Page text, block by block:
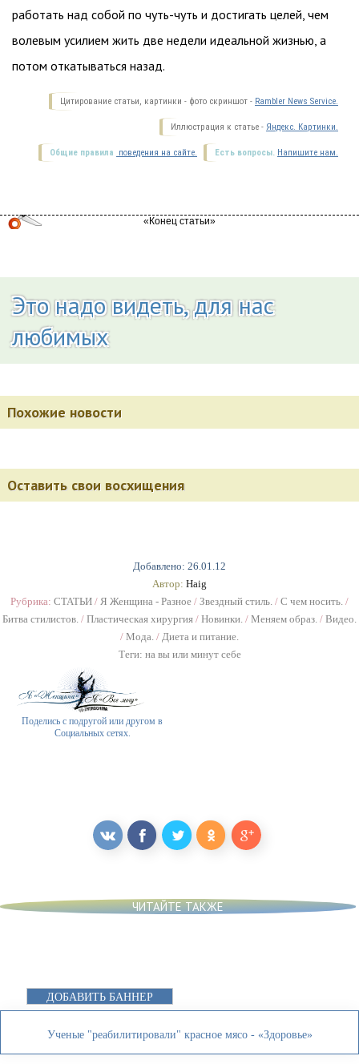
Добавлено: 26.01.12
Автор: Haig
Рубрика: СТАТЬИ / Я Женщина - Разное / Звездный стиль. / С чем носить. /
Битва стилистов. / Пластическая хирургия / Новинки. / Меняем образ. / Видео.
/ Мода. / Диета и питание.
Теги: на вы или минут себе
Поделись с подругой или другом в
Социальных сетях.
работать над собой по чуть-чуть и достигать целей, чем
волевым усилием жить две недели идеальной жизнью, а
потом откатываться назад.
Цитирование статьи, картинки - фото скриншот - Rambler News Service.
Иллюстрация к статье - Яндекс. Картинки.
Есть вопросы. Напишите нам.
Общие правила поведения на сайте.
Это надо видеть, для нас
любимых
Похожие новости
Оставить свои восхищения
ЧИТАЙТЕ ТАКЖЕ
ДОБАВИТЬ БАННЕР
Ученые "реабилитировали" красное мясо - «Здоровье»